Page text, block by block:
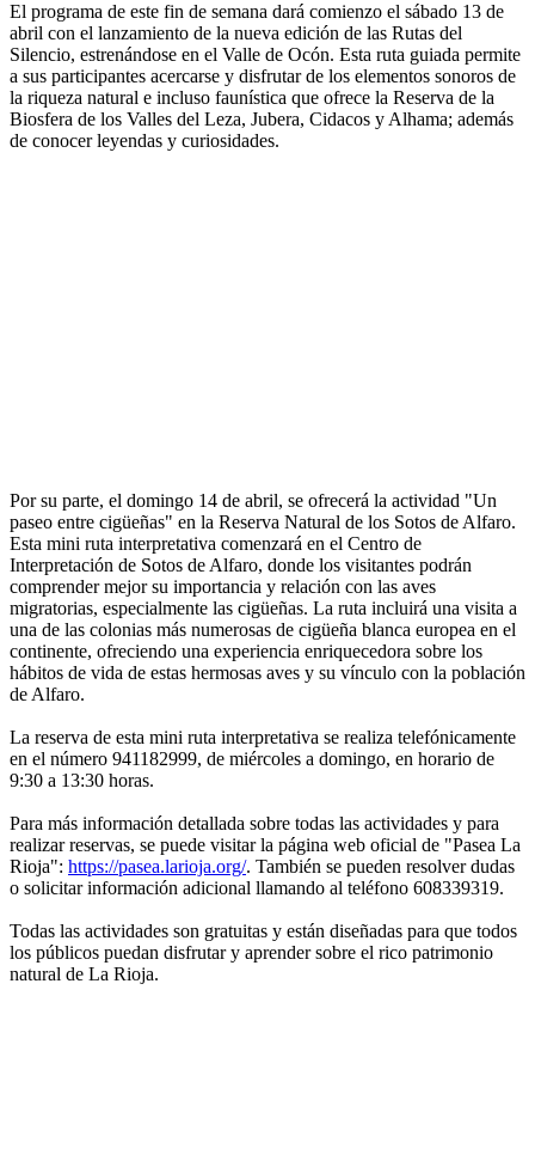
El programa de este fin de semana dará comienzo el sábado 13 de
abril con el lanzamiento de la nueva edición de las Rutas del
Silencio, estrenándose en el Valle de Ocón. Esta ruta guiada permite
a sus participantes acercarse y disfrutar de los elementos sonoros de
la riqueza natural e incluso faunística que ofrece la Reserva de la
Biosfera de los Valles del Leza, Jubera, Cidacos y Alhama; además
de conocer leyendas y curiosidades.
Por su parte, el domingo 14 de abril, se ofrecerá la actividad "Un
paseo entre cigüeñas" en la Reserva Natural de los Sotos de Alfaro.
Esta mini ruta interpretativa comenzará en el Centro de
Interpretación de Sotos de Alfaro, donde los visitantes podrán
comprender mejor su importancia y relación con las aves
migratorias, especialmente las cigüeñas. La ruta incluirá una visita a
una de las colonias más numerosas de cigüeña blanca europea en el
continente, ofreciendo una experiencia enriquecedora sobre los
hábitos de vida de estas hermosas aves y su vínculo con la población
de Alfaro.
La reserva de esta mini ruta interpretativa se realiza telefónicamente
en el número 941182999, de miércoles a domingo, en horario de
9:30 a 13:30 horas.
Para más información detallada sobre todas las actividades y para
realizar reservas, se puede visitar la página web oficial de "Pasea La
Rioja": https://pasea.larioja.org/. También se pueden resolver dudas
o solicitar información adicional llamando al teléfono 608339319.
Todas las actividades son gratuitas y están diseñadas para que todos
los públicos puedan disfrutar y aprender sobre el rico patrimonio
natural de La Rioja.